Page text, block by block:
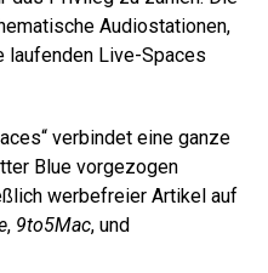
Audiostationen,
laufenden Live-Spaces
verbindet eine ganze
Blue vorgezogen
werbefreier Artikel auf
, 9to5Mac, und